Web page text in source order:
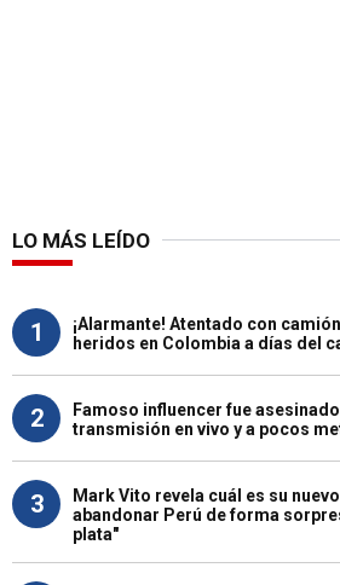
LO MÁS LEÍDO
1
¡Alarmante! Atentado con
heridos en Colombia a días del
2
Famoso influencer fue
transmisión en vivo y a pocos
3
Mark Vito revela cuál es su
abandonar Perú de forma
plata"